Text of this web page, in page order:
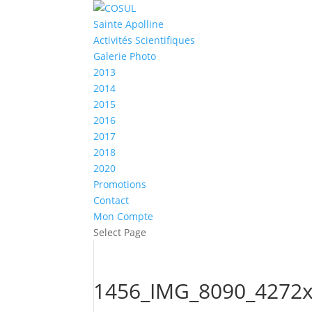
Sainte Apolline
Activités Scientifiques
Galerie Photo
2013
2014
2015
2016
2017
2018
2020
Promotions
Contact
Mon Compte
Select Page